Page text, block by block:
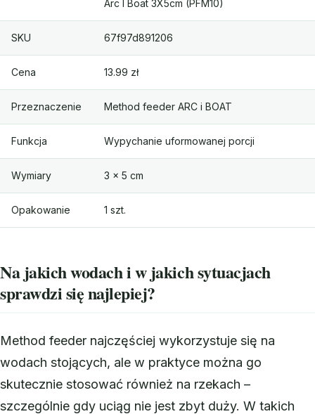
Arc I Boat 3X5cm (PFM10)
SKU 67f97d891206
Cena 13.99 zł
Przeznaczenie Method feeder ARC i BOAT
Funkcja Wypychanie uformowanej porcji
Wymiary 3 × 5 cm
Opakowanie 1 szt.
Na jakich wodach i w jakich sytuacjach
sprawdzi się najlepiej?
Method feeder najczęściej wykorzystuje się na
wodach stojących, ale w praktyce można go
skutecznie stosować również na rzekach –
szczególnie gdy uciąg nie jest zbyt duży. W takich